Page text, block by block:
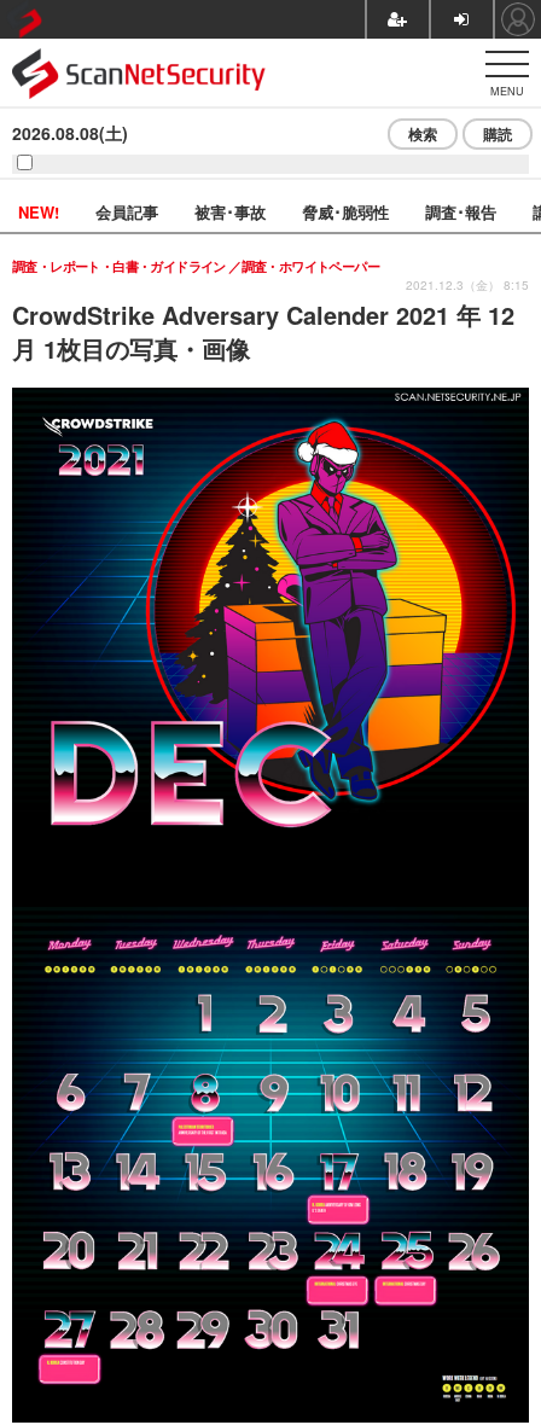
MENU
2026.08.08(土) 検索 購読
NEW! 会員記事 被害･事故 脅威･脆弱性 調査･報告
CrowdStrike Adversary Calender 2021 年 12
月 1枚目の写真・画像
調査・レポート・白書・ガイドライン 調査・ホワイトペーパー
2021.12.3（金） 8:15